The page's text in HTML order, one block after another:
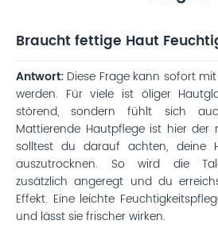
Braucht fettige Haut
Antwort: Diese Frage kann sofort
werden. Für viele ist öliger
störend, sondern fühlt sich
Mattierende Hautpflege ist hier der
solltest du darauf achten, deine
auszutrocknen. So wird die
zusätzlich angeregt und du
Effekt. Eine leichte
und lässt sie frischer wirken.